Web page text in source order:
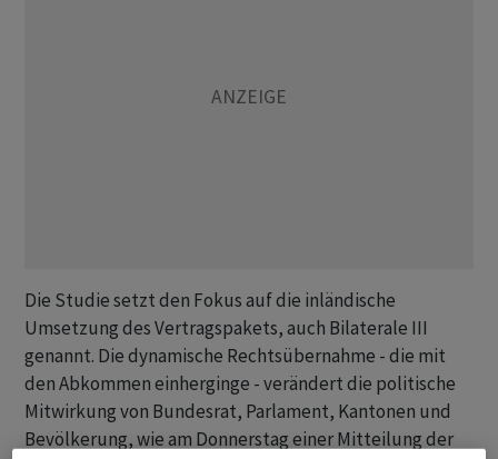
Die Studie setzt den Fokus auf die inländische
Umsetzung des Vertragspakets, auch Bilaterale III
genannt. Die dynamische Rechtsübernahme - die mit
den Abkommen einherginge - verändert die politische
Mitwirkung von Bundesrat, Parlament, Kantonen und
Bevölkerung, wie am Donnerstag einer Mitteilung der